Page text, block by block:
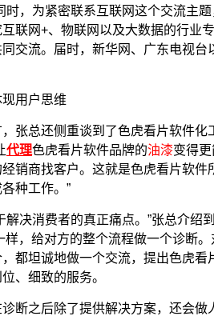
时，为紧密联系互联网这个交流主
联网+、物联网以及大数据的行业
交流。届时，新华网、广东电视
用户思维
张总还侧重谈到了色虎看片软件化
代理色虎看片软件品牌的油漆变得
销商找客户。这就是色虎看片软
种工作。”
决消费者的真正痛点。”张总介绍
样，给对方的整个流程做一个诊断
都坦诚地做一个交流，提出色虎
、细致的服务。
断之后除了提供解决方案，还会做